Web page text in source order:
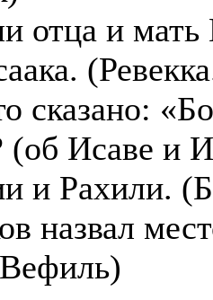
отца и
Исаве и
Рахили.
назвал